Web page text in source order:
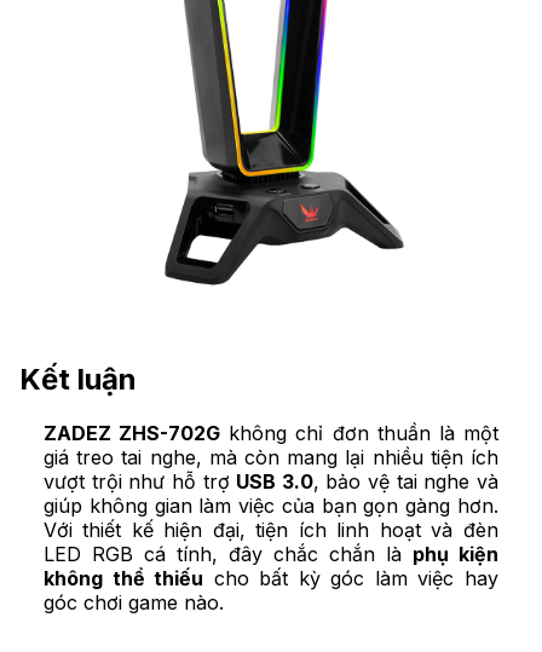
Kết luận
ZADEZ ZHS-702G không chỉ đơn thuần là một
giá treo tai nghe, mà còn mang lại nhiều tiện ích
vượt trội như hỗ trợ USB 3.0, bảo vệ tai nghe và
giúp không gian làm việc của bạn gọn gàng hơn.
Với thiết kế hiện đại, tiện ích linh hoạt và đèn
LED RGB cá tính, đây chắc chắn là phụ kiện
không thể thiếu cho bất kỳ góc làm việc hay
góc chơi game nào.